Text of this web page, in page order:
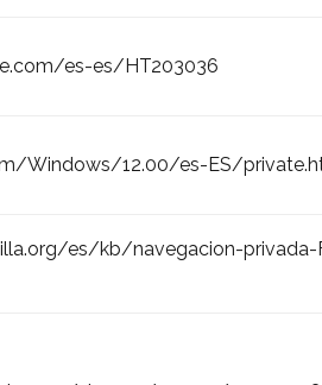
es-es/HT203036
Windows/12.00/es-ES/
es/kb/navegacion-privada-